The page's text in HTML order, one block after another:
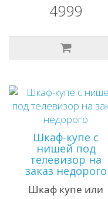
4999
Шкаф-купе с
нишей под
телевизор на
заказ недорого
Шкаф купе или